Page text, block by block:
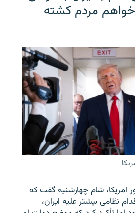
مردم کشته
امریکا، شام چهارشنبه گفت که
نظامی بیشتر علیه ایران،